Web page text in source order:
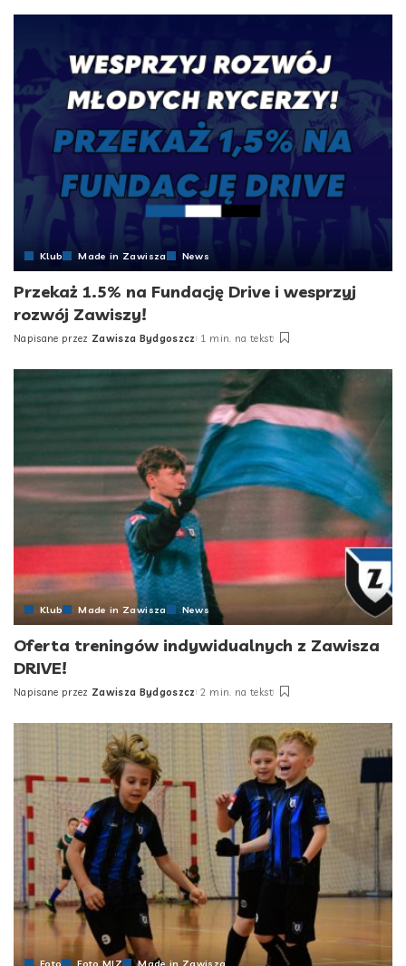
Klub Made in Zawisza News
Przekaż 1.5% na Fundację Drive i wesprzyj
rozwój Zawiszy!
Posted
Napisane przez Zawisza Bydgoszcz 1 min. na tekst
Klub Made in Zawisza News
Oferta treningów indywidualnych z Zawisza
DRIVE!
Posted
Napisane przez Zawisza Bydgoszcz 2 min. na tekst